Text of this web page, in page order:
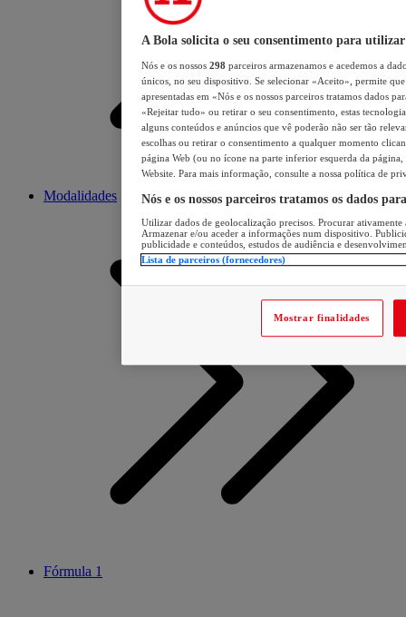
Modalidades
Fórmula 1
A Bola solicita o seu consentimento para utilizar
Nós e os nossos 298 parceiros armazenamos e acedemos a
únicos, no seu dispositivo. Se selecionar «Aceito», permite
apresentadas em «Nós e os nossos parceiros tratamos dados
«Rejeitar tudo» ou retirar o seu consentimento, estas
alguns conteúdos e anúncios que vê poderão não ser tão
escolhas ou retirar o consentimento a qualquer momento
página Web (ou no ícone na parte inferior esquerda da página,
Website. Para mais informação, consulte a nossa política de
Nós e os nossos parceiros tratamos os dados
Utilizar dados de geolocalização precisos. Procurar
Armazenar e/ou aceder a informações num dispositivo.
publicidade e conteúdos, estudos de audiência e
Lista de parceiros (fornecedores)
Mostrar finalidades